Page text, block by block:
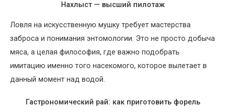
Нахлыст — высший пилотаж
Ловля на искусственную мушку требует мастерства
заброса и понимания энтомологии. Это не просто добыча
мяса, а целая философия, где важно подобрать
имитацию именно того насекомого, которое вылетает в
данный момент над водой.
Гастрономический рай: как приготовить форель